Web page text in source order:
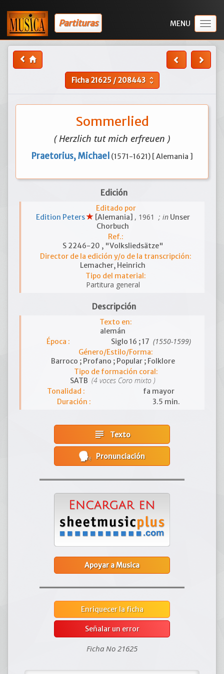
Partituras
Ficha21625/208443 unfold_more
Sommerlied
( Herzlich tut mich erfreuen )
Praetorius, Michael (1571-1621) [ Alemania ]
Edición
Editado por
Edition Peters
[Alemania] , 1961 ; inUnser
Chorbuch
Ref.:
S 2246-20 , "Volksliedsätze"
Director de la edición y/o de la transcripción:
Lemacher, Heinrich
Tipo del material:
Partitura general
Descripción
Texto en:
alemán
Época :
Siglo 16 ; 17 (1550-1599)
Género/Estilo/Forma:
Barroco ; Profano ; Popular ; Folklore
Tipo de formación coral:
SATB (4 voces Coro mixto )
Tonalidad :
fa mayor
Duración :
3.5 min.
subject Texto
Pronunciación
Apoyar a Musica
Enriquecer la ficha
Señalar un error
Ficha No 21625